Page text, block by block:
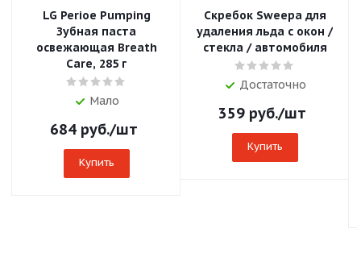
LG Perioe Pumping
Зубная паста
освежающая Breath
Care, 285 г
Мало
684руб./шт
Купить
Скребок Sweepa для
удаления льда с окон /
cтекла / автомобиля
Достаточно
359руб./шт
Купить